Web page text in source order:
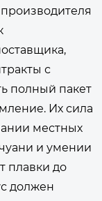
с
полный пакет
Их сила
местных
и умении
плавки до
должен